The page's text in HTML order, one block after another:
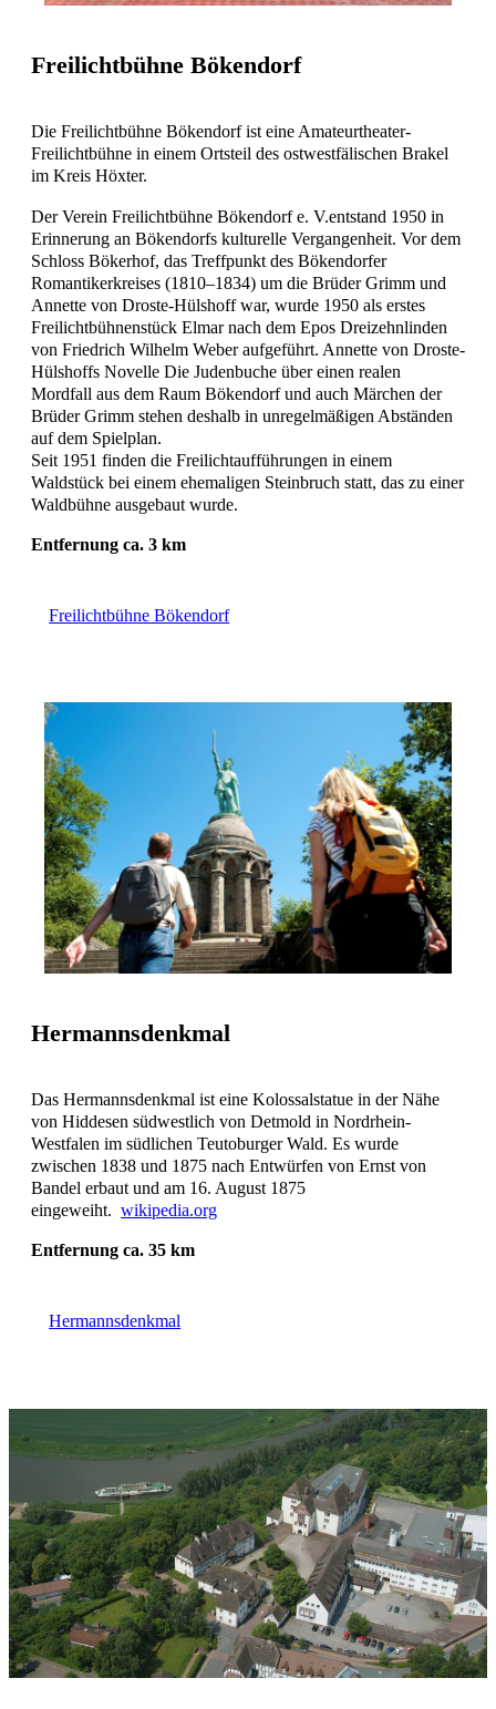
Freilichtbühne Bökendorf
Die Freilichtbühne Bökendorf ist eine Amateurtheater-
Freilichtbühne in einem Ortsteil des ostwestfälischen Brakel
im Kreis Höxter.
Der Verein Freilichtbühne Bökendorf e. V.entstand 1950 in
Erinnerung an Bökendorfs kulturelle Vergangenheit. Vor dem
Schloss Bökerhof, das Treffpunkt des Bökendorfer
Romantikerkreises (1810–1834) um die Brüder Grimm und
Annette von Droste-Hülshoff war, wurde 1950 als erstes
Freilichtbühnenstück Elmar nach dem Epos Dreizehnlinden
von Friedrich Wilhelm Weber aufgeführt. Annette von Droste-
Hülshoffs Novelle Die Judenbuche über einen realen
Mordfall aus dem Raum Bökendorf und auch Märchen der
Brüder Grimm stehen deshalb in unregelmäßigen Abständen
auf dem Spielplan.
Seit 1951 finden die Freilichtaufführungen in einem
Waldstück bei einem ehemaligen Steinbruch statt, das zu einer
Waldbühne ausgebaut wurde.
Entfernung ca. 3 km
Freilichtbühne Bökendorf
Hermannsdenkmal
Das Hermannsdenkmal ist eine Kolossalstatue in der Nähe
von Hiddesen südwestlich von Detmold in Nordrhein-
Westfalen im südlichen Teutoburger Wald. Es wurde
zwischen 1838 und 1875 nach Entwürfen von Ernst von
Bandel erbaut und am 16. August 1875
eingeweiht. wikipedia.org
Entfernung ca. 35 km
Hermannsdenkmal